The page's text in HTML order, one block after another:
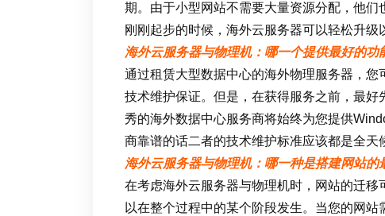
期。由于小型网站不需要大量资源分配，他
刚刚起步的时候，海外云服务器可以轻松升级
海外云服务器与物理机：哪一个提供最好的功
通过租赁大型数据中心的海外物理服务器，
技术维护保证。但是，在获得服务之前，最
秀的海外数据中心服务商将始终为您提供
商靠谱的话二者的技术维护标准应该都是全天
海外云服务器与物理机：哪一种是搭建网站的
在考虑海外云服务器与物理机时，网站的迁
以在整个过程中的某个阶段发生。当您的网